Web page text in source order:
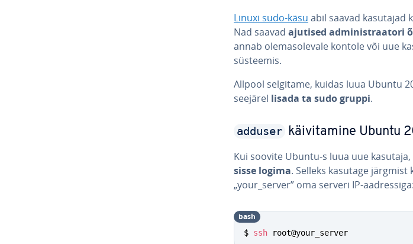
Linuxi sudo-käsu abil saavad kasutajad
Nad saavad ajutised ad­mi­nist­raa­tori
annab ole­mas­ole­vale kontole või uue
süsteemis.
Allpool selgitame, kuidas luua Ubuntu
seejärel lisada ta sudo gruppi.
adduser käi­vi­ta­mine Ubuntu
Kui soovite Ubuntu-s luua uue
sisse logima. Selleks kasutage
„your_server” oma serveri IP-aad­res­siga:
$ ssh root@your_server
bash